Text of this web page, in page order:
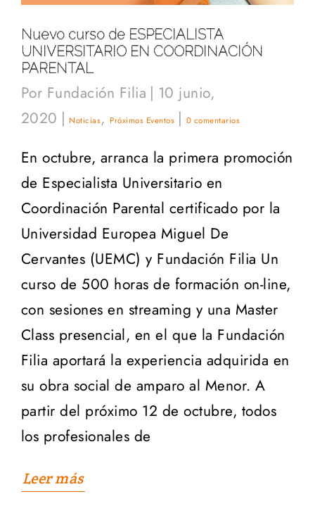
Nuevo curso de ESPECIALISTA
UNIVERSITARIO EN COORDINACIÓN
PARENTAL
Por Fundación Filia | 10 junio,
2020 | Noticias, Próximos Eventos | 0 comentarios
En octubre, arranca la primera promoción
de Especialista Universitario en
Coordinación Parental certificado por la
Universidad Europea Miguel De
Cervantes (UEMC) y Fundación Filia Un
curso de 500 horas de formación on-line,
con sesiones en streaming y una Master
Class presencial, en el que la Fundación
Filia aportará la experiencia adquirida en
su obra social de amparo al Menor. A
partir del próximo 12 de octubre, todos
los profesionales de
Leer más